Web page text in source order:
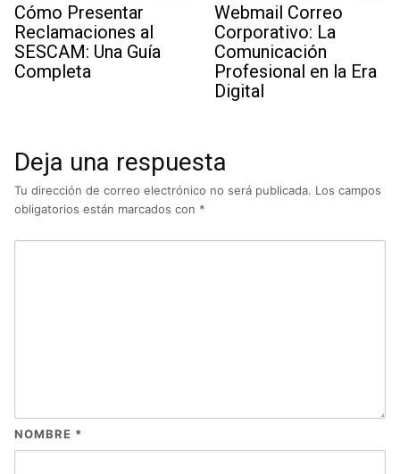
Cómo Presentar
Reclamaciones al
SESCAM: Una Guía
Completa
Webmail Correo
Corporativo: La
Comunicación
Profesional en la Era
Digital
Deja una respuesta
Tu dirección de correo electrónico no será publicada. Los campos
obligatorios están marcados con *
NOMBRE *